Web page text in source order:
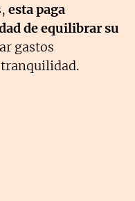
esta paga
de equilibrar su
gastos